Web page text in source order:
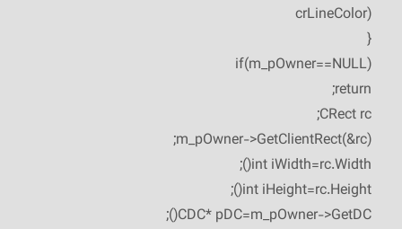
crLineColor)
{
if(m_pOwner==NULL)
return;
CRect rc;
m_pOwner->GetClientRect(&rc);
int iWidth=rc.Width();
int iHeight=rc.Height();
CDC* pDC=m_pOwner->GetDC();